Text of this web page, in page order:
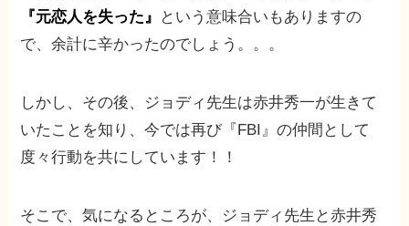
『元恋人を失った』
という意味合いもありますの
で、余計に辛かったのでしょう。。。
しかし、その後、ジョディ先生は赤井秀一が生きて
いたことを知り、今では再び『FBI』の仲間として
度々行動を共にしています！！
そこで、気になるところが、ジョディ先生と赤井秀